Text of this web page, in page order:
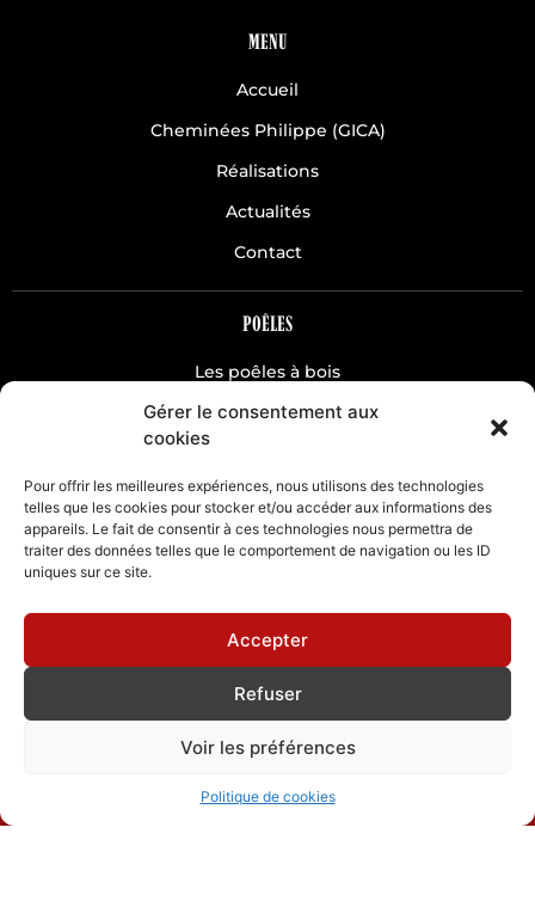
Gérer le consentement aux
cookies
Pour offrir les meilleures expériences, nous utilisons des technologies
telles que les cookies pour stocker et/ou accéder aux informations des
appareils. Le fait de consentir à ces technologies nous permettra de
traiter des données telles que le comportement de navigation ou les ID
uniques sur ce site.
Accepter
Refuser
Voir les préférences
Politique de cookies
Cheminees à Coutances dans la Manche (50)
MENU
Accueil
Cheminées Philippe (GICA)
Réalisations
Actualités
Contact
POÊLES
Les poêles à bois
Les poêles à pellets
CHEMINÉES
Classique
Gaz